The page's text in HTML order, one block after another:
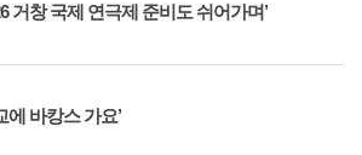
거창 국제 연극제 준비도 쉬어가며’
에 바캉스 가요’